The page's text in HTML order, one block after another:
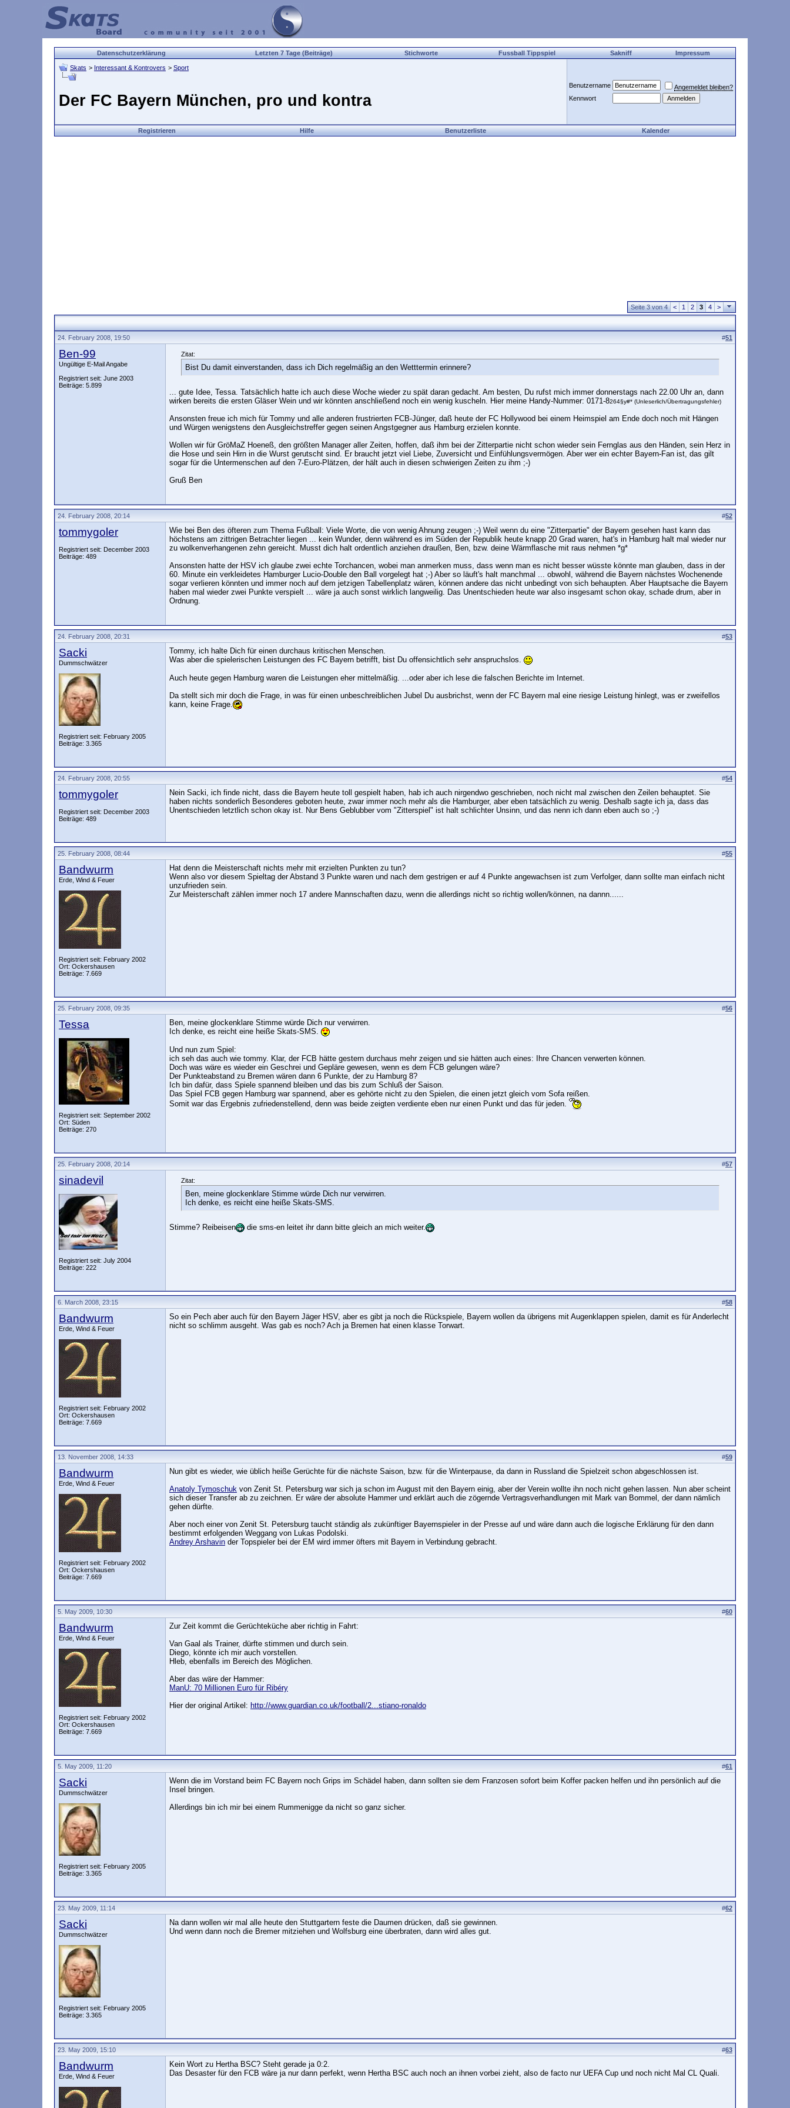
Datenschutzerklärung Letzten 7 Tage (Beiträge) Stichworte Fussball Tippspiel Sakniff Impressum
Skats > Interessant & Kontrovers > Sport
Der FC Bayern München, pro und kontra
Benutzername
Angemeldet bleiben?
Kennwort
Registrieren Hilfe Benutzerliste Kalender
Seite 3 von 4 < 1 2 3 4 >
24. February 2008, 19:50 #51
Ben-99
Ungültige E-Mail Angabe
Registriert seit: June 2003
Beiträge: 5.899
Zitat:
Bist Du damit einverstanden, dass ich Dich regelmäßig an den Wetttermin erinnere?
... gute Idee, Tessa. Tatsächlich hatte ich auch diese Woche wieder zu spät daran gedacht. Am besten, Du rufst mich immer donnerstags nach 22.00 Uhr an, dann
wirken bereits die ersten Gläser Wein und wir könnten anschließend noch ein wenig kuscheln. Hier meine Handy-Nummer: 0171-8264§y#* (Unleserlich/Übertragungsfehler)
Ansonsten freue ich mich für Tommy und alle anderen frustrierten FCB-Jünger, daß heute der FC Hollywood bei einem Heimspiel am Ende doch noch mit Hängen
und Würgen wenigstens den Ausgleichstreffer gegen seinen Angstgegner aus Hamburg erzielen konnte.
Wollen wir für GröMaZ Hoeneß, den größten Manager aller Zeiten, hoffen, daß ihm bei der Zitterpartie nicht schon wieder sein Fernglas aus den Händen, sein Herz in
die Hose und sein Hirn in die Wurst gerutscht sind. Er braucht jetzt viel Liebe, Zuversicht und Einfühlungsvermögen. Aber wer ein echter Bayern-Fan ist, das gilt
sogar für die Untermenschen auf den 7-Euro-Plätzen, der hält auch in diesen schwierigen Zeiten zu ihm ;-)
Gruß Ben
24. February 2008, 20:14 #52
tommygoler
Registriert seit: December 2003
Beiträge: 489
Wie bei Ben des öfteren zum Thema Fußball: Viele Worte, die von wenig Ahnung zeugen ;-) Weil wenn du eine "Zitterpartie" der Bayern gesehen hast kann das
höchstens am zittrigen Betrachter liegen ... kein Wunder, denn während es im Süden der Republik heute knapp 20 Grad waren, hat's in Hamburg halt mal wieder nur
zu wolkenverhangenen zehn gereicht. Musst dich halt ordentlich anziehen draußen, Ben, bzw. deine Wärmflasche mit raus nehmen *g*
Ansonsten hatte der HSV ich glaube zwei echte Torchancen, wobei man anmerken muss, dass wenn man es nicht besser wüsste könnte man glauben, dass in der
60. Minute ein verkleidetes Hamburger Lucio-Double den Ball vorgelegt hat ;-) Aber so läuft's halt manchmal ... obwohl, während die Bayern nächstes Wochenende
sogar verlieren könnten und immer noch auf dem jetzigen Tabellenplatz wären, können andere das nicht unbedingt von sich behaupten. Aber Hauptsache die Bayern
haben mal wieder zwei Punkte verspielt ... wäre ja auch sonst wirklich langweilig. Das Unentschieden heute war also insgesamt schon okay, schade drum, aber in
Ordnung.
24. February 2008, 20:31 #53
Sacki
Dummschwätzer
Registriert seit: February 2005
Beiträge: 3.365
Tommy, ich halte Dich für einen durchaus kritischen Menschen.
Was aber die spielerischen Leistungen des FC Bayern betrifft, bist Du offensichtlich sehr anspruchslos.
Auch heute gegen Hamburg waren die Leistungen eher mittelmäßig. ...oder aber ich lese die falschen Berichte im Internet.
Da stellt sich mir doch die Frage, in was für einen unbeschreiblichen Jubel Du ausbrichst, wenn der FC Bayern mal eine riesige Leistung hinlegt, was er zweifellos
kann, keine Frage.
24. February 2008, 20:55 #54
tommygoler
Registriert seit: December 2003
Beiträge: 489
Nein Sacki, ich finde nicht, dass die Bayern heute toll gespielt haben, hab ich auch nirgendwo geschrieben, noch nicht mal zwischen den Zeilen behauptet. Sie
haben nichts sonderlich Besonderes geboten heute, zwar immer noch mehr als die Hamburger, aber eben tatsächlich zu wenig. Deshalb sagte ich ja, dass das
Unentschieden letztlich schon okay ist. Nur Bens Geblubber vom "Zitterspiel" ist halt schlichter Unsinn, und das nenn ich dann eben auch so ;-)
25. February 2008, 08:44 #55
Bandwurm
Erde, Wind & Feuer
Registriert seit: February 2002
Ort: Ockershausen
Beiträge: 7.669
Hat denn die Meisterschaft nichts mehr mit erzielten Punkten zu tun?
Wenn also vor diesem Spieltag der Abstand 3 Punkte waren und nach dem gestrigen er auf 4 Punkte angewachsen ist zum Verfolger, dann sollte man einfach nicht
unzufrieden sein.
Zur Meisterschaft zählen immer noch 17 andere Mannschaften dazu, wenn die allerdings nicht so richtig wollen/können, na dannn......
25. February 2008, 09:35 #56
Tessa
Registriert seit: September 2002
Ort: Süden
Beiträge: 270
Ben, meine glockenklare Stimme würde Dich nur verwirren.
Ich denke, es reicht eine heiße Skats-SMS.
Und nun zum Spiel:
ich seh das auch wie tommy. Klar, der FCB hätte gestern durchaus mehr zeigen und sie hätten auch eines: Ihre Chancen verwerten können.
Doch was wäre es wieder ein Geschrei und Gepläre gewesen, wenn es dem FCB gelungen wäre?
Der Punkteabstand zu Bremen wären dann 6 Punkte, der zu Hamburg 8?
Ich bin dafür, dass Spiele spannend bleiben und das bis zum Schluß der Saison.
Das Spiel FCB gegen Hamburg war spannend, aber es gehörte nicht zu den Spielen, die einen jetzt gleich vom Sofa reißen.
Somit war das Ergebnis zufriedenstellend, denn was beide zeigten verdiente eben nur einen Punkt und das für jeden.
25. February 2008, 20:14 #57
sinadevil
Registriert seit: July 2004
Beiträge: 222
Zitat:
Ben, meine glockenklare Stimme würde Dich nur verwirren.
Ich denke, es reicht eine heiße Skats-SMS.
Stimme? Reibeisen die sms-en leitet ihr dann bitte gleich an mich weiter.
6. March 2008, 23:15 #58
Bandwurm
Erde, Wind & Feuer
Registriert seit: February 2002
Ort: Ockershausen
Beiträge: 7.669
So ein Pech aber auch für den Bayern Jäger HSV, aber es gibt ja noch die Rückspiele, Bayern wollen da übrigens mit Augenklappen spielen, damit es für Anderlecht
nicht so schlimm ausgeht. Was gab es noch? Ach ja Bremen hat einen klasse Torwart.
13. November 2008, 14:33 #59
Bandwurm
Erde, Wind & Feuer
Registriert seit: February 2002
Ort: Ockershausen
Beiträge: 7.669
Nun gibt es wieder, wie üblich heiße Gerüchte für die nächste Saison, bzw. für die Winterpause, da dann in Russland die Spielzeit schon abgeschlossen ist.
Anatoly Tymoschuk von Zenit St. Petersburg war sich ja schon im August mit den Bayern einig, aber der Verein wollte ihn noch nicht gehen lassen. Nun aber scheint
sich dieser Transfer ab zu zeichnen. Er wäre der absolute Hammer und erklärt auch die zögernde Vertragsverhandlungen mit Mark van Bommel, der dann nämlich
gehen dürfte.
Aber noch einer von Zenit St. Petersburg taucht ständig als zukünftiger Bayernspieler in der Presse auf und wäre dann auch die logische Erklärung für den dann
bestimmt erfolgenden Weggang von Lukas Podolski.
Andrey Arshavin der Topspieler bei der EM wird immer öfters mit Bayern in Verbindung gebracht.
5. May 2009, 10:30 #60
Bandwurm
Erde, Wind & Feuer
Registriert seit: February 2002
Ort: Ockershausen
Beiträge: 7.669
Zur Zeit kommt die Gerüchteküche aber richtig in Fahrt:
Van Gaal als Trainer, dürfte stimmen und durch sein.
Diego, könnte ich mir auch vorstellen.
Hleb, ebenfalls im Bereich des Möglichen.
Aber das wäre der Hammer:
ManU: 70 Millionen Euro für Ribéry
Hier der original Artikel: http://www.guardian.co.uk/football/2...stiano-ronaldo
5. May 2009, 11:20 #61
Sacki
Dummschwätzer
Registriert seit: February 2005
Beiträge: 3.365
Wenn die im Vorstand beim FC Bayern noch Grips im Schädel haben, dann sollten sie dem Franzosen sofort beim Koffer packen helfen und ihn persönlich auf die
Insel bringen.
Allerdings bin ich mir bei einem Rummenigge da nicht so ganz sicher.
23. May 2009, 11:14 #62
Sacki
Dummschwätzer
Registriert seit: February 2005
Beiträge: 3.365
Na dann wollen wir mal alle heute den Stuttgartern feste die Daumen drücken, daß sie gewinnen.
Und wenn dann noch die Bremer mitziehen und Wolfsburg eine überbraten, dann wird alles gut.
23. May 2009, 15:10 #63
Bandwurm
Erde, Wind & Feuer
Kein Wort zu Hertha BSC? Steht gerade ja 0:2.
Das Desaster für den FCB wäre ja nur dann perfekt, wenn Hertha BSC auch noch an ihnen vorbei zieht, also de facto nur UEFA Cup und noch nicht Mal CL Quali.